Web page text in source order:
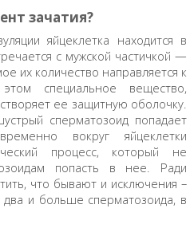
зачатия?
яйцеклетка находится в
с мужской частичкой —
их количество направляется к
специальное вещество,
ее защитную оболочку.
сперматозоид попадает
вокруг яйцеклетки
процесс, который не
попасть в нее. Ради
что бывают и исключения –
два и больше сперматозоида, в